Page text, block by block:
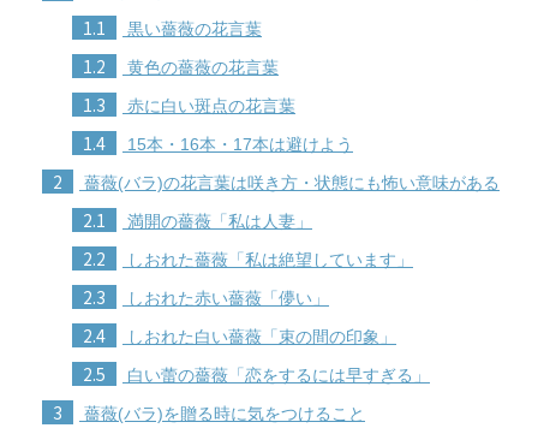
1.1 黒い薔薇の花言葉
1.2 黄色の薔薇の花言葉
1.3 赤に白い斑点の花言葉
1.4 15本・16本・17本は避けよう
2 薔薇(バラ)の花言葉は咲き方・状態にも怖い意味がある
2.1 満開の薔薇「私は人妻」
2.2 しおれた薔薇「私は絶望しています」
2.3 しおれた赤い薔薇「儚い」
2.4 しおれた白い薔薇「束の間の印象」
2.5 白い蕾の薔薇「恋をするには早すぎる」
3 薔薇(バラ)を贈る時に気をつけること